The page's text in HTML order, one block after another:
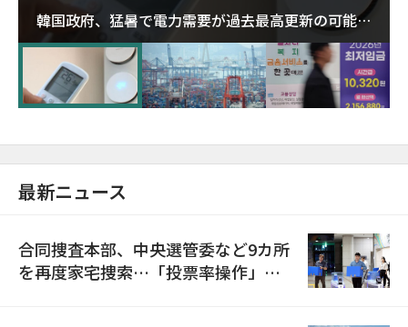
韓国政府、猛暑で電力需要が過去最高更新の可能性
に需給対応体制を点検
最新ニュース
合同捜査本部、中央選管委など9カ所
を再度家宅捜索…「投票率操作」の